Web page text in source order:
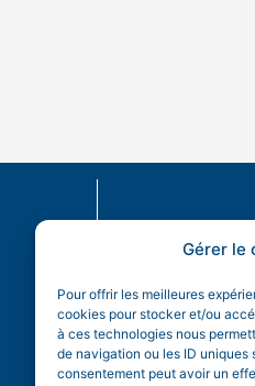
Gérer le
Pour offrir les meilleures
cookies pour stocker et/ou
à ces technologies nous
de navigation ou les ID uniques
consentement peut avoir un
mardi,
samedi